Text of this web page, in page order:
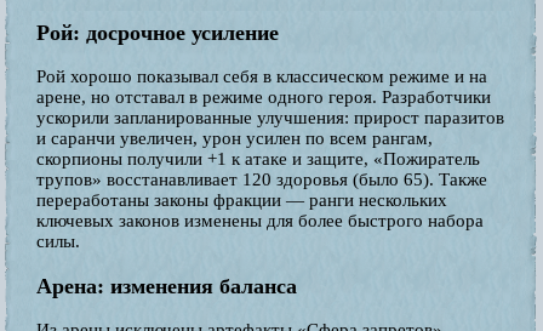
Рой: досрочное усиление
Рой хорошо показывал себя в классическом режиме и на
арене, но отставал в режиме одного героя. Разработчики
ускорили запланированные улучшения: прирост паразитов
и саранчи увеличен, урон усилен по всем рангам,
скорпионы получили +1 к атаке и защите, «Пожиратель
трупов» восстанавливает 120 здоровья (было 65). Также
переработаны законы фракции — ранги нескольких
ключевых законов изменены для более быстрого набора
силы.
Арена: изменения баланса